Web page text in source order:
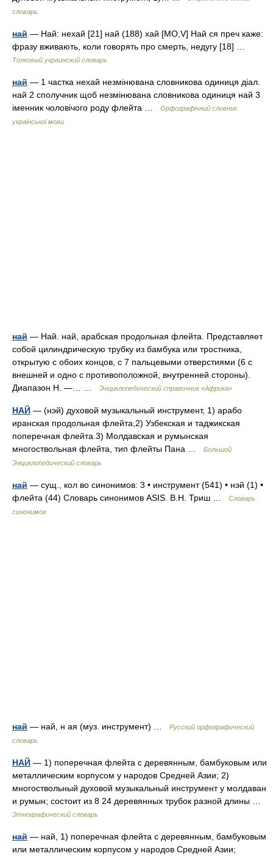
словарь
най — Най: нехай [21] най (188) хай [MО,V] Най ся преч каже:
фразу вживають, коли говорять про смерть, недугу [18] …
Толковый украинский словарь
най — 1 частка нехай незмінювана словникова одиниця діал.
най 2 сполучник щоб незмінювана словникова одиниця най 3
іменник чоловічого роду флейта …
Орфографічний словник
української мови
най — Най. най, арабская продольная флейта. Представляет
собой цилиндрическую трубку из бамбука или тростника,
открытую с обоих концов, с 7 пальцевыми отверстиями (6 с
внешней и одно с противоположной, внутренней стороны).
Диапазон Н. —… …
Энциклопедический справочник «Африка»
НАЙ — (нэй) духовой музыкальный инструмент, 1) арабо
иранская продольная флейта,2) Узбекская и таджикская
поперечная флейта.3) Молдавская и румынская
многоствольная флейта, тип флейты Пана …
Большой
Энциклопедический словарь
най — сущ., кол во синонимов: 3 • инструмент (541) • нэй (1) •
флейта (44) Словарь синонимов ASIS. В.Н. Триш …
Словарь
синонимов
най — най, н ая (муз. инструмент) …
Русский орфографический
словарь
НАЙ — 1) поперечная флейта с деревянным, бамбуковым или
металлическим корпусом у народов Средней Азии; 2)
многоствольный духовой музыкальный инструмент у молдаван
и румын; состоит из 8 24 деревянных трубок разной длины …
Этнографический словарь
най — най, 1) поперечная флейта с деревянным, бамбуковым
или металлическим корпусом у народов Средней Азии;